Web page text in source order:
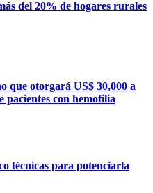
del 20% de hogares rurales
que otorgará US$ 30,000 a
pacientes con hemofilia
técnicas para potenciarla